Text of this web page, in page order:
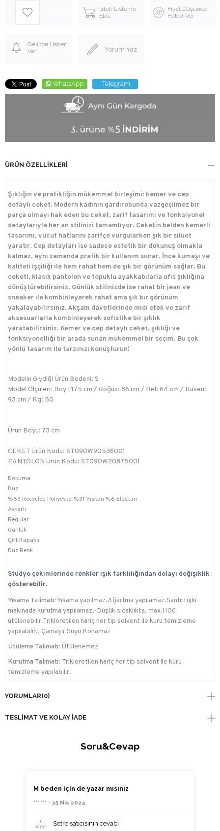
İstek Listeme
Ekle
Fiyat Düşünce
Haber Ver
Gelince Haber
Ver
Yorum Yaz
WhatsApp Telegram
ÜRÜN ÖZELLIKLERI
Şıklığın ve pratikliğin mükemmel birleşimi: kemer ve cep
detaylı ceket. Modern kadının gardırobunda vazgeçilmez bir
parça olmayı hak eden bu ceket, zarif tasarımı ve fonksiyonel
detaylarıyla her an stilinizi tamamlıyor. Ceketin belden kemerli
tasarımı, vücut hatlarını zarifçe vurgularken şık bir siluet
yaratır. Cep detayları ise sadece estetik bir dokunuş olmakla
kalmaz, aynı zamanda pratik bir kullanım sunar. İnce kumaşı ve
kaliteli işçiliği ile hem rahat hem de şık bir görünüm sağlar. Bu
ceketi, klasik pantolon ve topuklu ayakkabılarla ofis şıklığına
dönüştürebilirsiniz. Günlük stilinizde ise rahat bir jean ve
sneaker ile kombinleyerek rahat ama şık bir görünüm
yakalayabilirsiniz. Akşam davetlerinde midi etek ve zarif
aksesuarlarla kombinleyerek sofistike bir şıklık
yaratabilirsiniz. Kemer ve cep detaylı ceket, şıklığı ve
fonksiyonelliği bir arada sunan mükemmel bir seçim. Bu çok
yönlü tasarım ile tarzınızı konuşturun!
Modelin Giydiği Ürün Bedeni: S
Model Ölçüleri: Boy : 175 cm / Göğüs: 86 cm / Bel: 64 cm / Basen:
93 cm / Kg: 50
Ürün Boyu: 73 cm
CEKET Ürün Kodu: ST090W90536001
PANTOLON Ürün Kodu: ST090W20875001
Dokuma
Düz
%63 Recycled Poliyester%31 Viskon %6 Elastan
Astarlı
Regular
Günlük
Çift Kapaklı
Düz Renk
Stüdyo çekimlerinde renkler ışık farklılığından dolayı değişiklik
gösterebilir.
Yıkama Talimatı:Yıkama yapılmaz.Ağartma yapılamaz.Santrifüjlü
makinada kurutma yapılamaz.-Düşük sıcaklıkta, max.110C
ütülenebilir.Trikloretilen hariç her tip solvent ile kuru temizleme
yapılabilir., Çamaşır Suyu Konamaz
Ütüleme Talimatı: Ütülenemez
Kurutma Talimatı: Trikloretilen hariç her tip solvent ile kuru
temizleme yapılabilir.
YORUMLAR(0)
TESLIMAT VE KOLAY İADE
Soru&Cevap
M beden için de yazar mısınız
*** *** - 25 Nis 2024
Setre satıcısının cevabı